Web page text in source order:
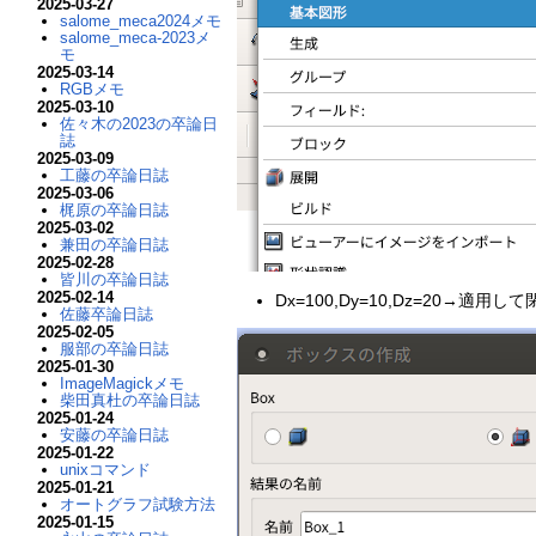
Dx=100,Dy=10,Dz=20→適用して
2025-03-27
salome_meca2024メモ
salome_meca-2023メ
モ
2025-03-14
RGBメモ
2025-03-10
佐々木の2023の卒論日
誌
2025-03-09
工藤の卒論日誌
2025-03-06
梶原の卒論日誌
2025-03-02
兼田の卒論日誌
2025-02-28
皆川の卒論日誌
2025-02-14
佐藤卒論日誌
2025-02-05
服部の卒論日誌
2025-01-30
ImageMagickメモ
柴田真杜の卒論日誌
2025-01-24
安藤の卒論日誌
2025-01-22
unixコマンド
2025-01-21
オートグラフ試験方法
2025-01-15